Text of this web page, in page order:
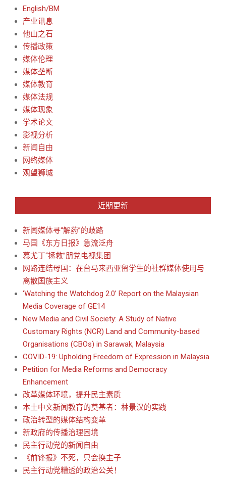
English/BM
产业讯息
他山之石
传播政策
媒体伦理
媒体垄断
媒体教育
媒体法规
媒体现象
学术论文
影视分析
新闻自由
网络媒体
观望狮城
近期更新
新闻媒体寻“解药”的歧路
马国《东方日报》急流泛舟
慕尤丁“拯救”朋党电视集团
网路连结母国：在台马来西亚留学生的社群媒体使用与
离散国族主义
‘Watching the Watchdog 2.0’ Report on the Malaysian
Media Coverage of GE14
New Media and Civil Society: A Study of Native
Customary Rights (NCR) Land and Community-based
Organisations (CBOs) in Sarawak, Malaysia
COVID-19: Upholding Freedom of Expression in Malaysia
Petition for Media Reforms and Democracy
Enhancement
改革媒体环境，提升民主素质
本土中文新闻教育的奠基者：林景汉的实践
政治转型的媒体结构变革
新政府的传播治理困境
民主行动党的新闻自由
《前锋报》不死，只会换主子
民主行动党糟透的政治公关！